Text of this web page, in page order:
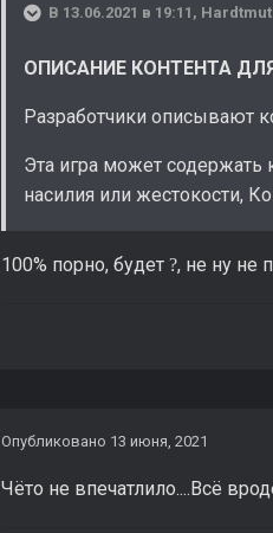
В 13.06.2021 в 19:11,
ОПИСАНИЕ КОНТЕНТА
Разработчики описывают
Эта игра может содержать
насилия или жестокости,
100% порно, будет ?, не ну не
Опубликовано 13 июня, 2021
Чёто не впечатлило....Всё